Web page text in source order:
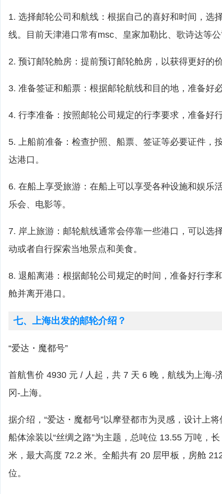
1. 选择邮轮公司和航线：根据自己的喜好和时间，选
线。目前天津港口常有msc、皇家加勒比、歌诗达等
2. 预订邮轮舱房：提前预订邮轮舱房，以获得更好的
3. 准备签证和船票：根据邮轮航线和目的地，准备好
4. 行李准备：按照邮轮公司规定的行李要求，准备好
5. 上船前准备：检查护照、船票、签证等必要证件，
达港口。
6. 在船上享受旅游：在船上可以享受各种设施和娱乐
乐会、电影等。
7. 岸上旅游：邮轮航线通常会停靠一些港口，可以选
动或者自行探索当地景点和美食。
8. 退船离港：根据邮轮公司规定的时间，准备好行李
舱并离开港口。
七、上海出发的邮轮介绍？
“爱达・魔都号”
首航售价 4930 元 / 人起，共 7 天 6 晚，航线为上海-
冈-上海。
据介绍，“爱达・魔都号”以摩登都市为灵感，设计上
船体涂装以“丝绸之路”为主题，总吨位 13.55 万吨，
米，最大高度 72.2 米。全船共有 20 层甲板，房舱
位。